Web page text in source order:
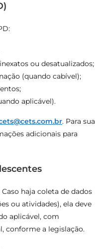
ou desatualizados;
(quando cabível);
aplicável).
. Para sua
adicionais para
haja coleta de dados
ou atividades), ela deve
aplicável, com
conforme a legislação.